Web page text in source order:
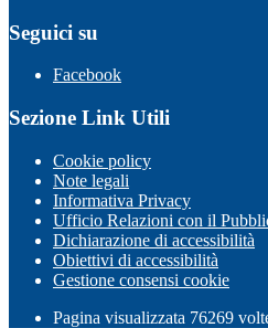
Seguici su
Facebook
Sezione Link Utili
Cookie policy
Note legali
Informativa Privacy
Ufficio Relazioni con il
Dichiarazione di accessibilità
Obiettivi di accessibilità
Gestione consensi cookie
Pagina visualizzata 76269